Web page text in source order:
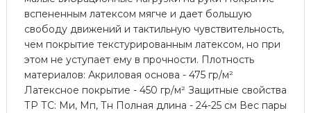
вспененным латексом мягче и дает большую
свободу движений и тактильную чувствительность,
чем покрытие текстурированным латексом, но при
этом не уступает ему в прочности. Плотность
материалов: Акриловая основа - 475 гр/м²
Латексное покрытие - 450 гр/м² Защитные свойства
ТР ТС: Ми, Мп, Тн Полная длина - 24-25 см Вес пары